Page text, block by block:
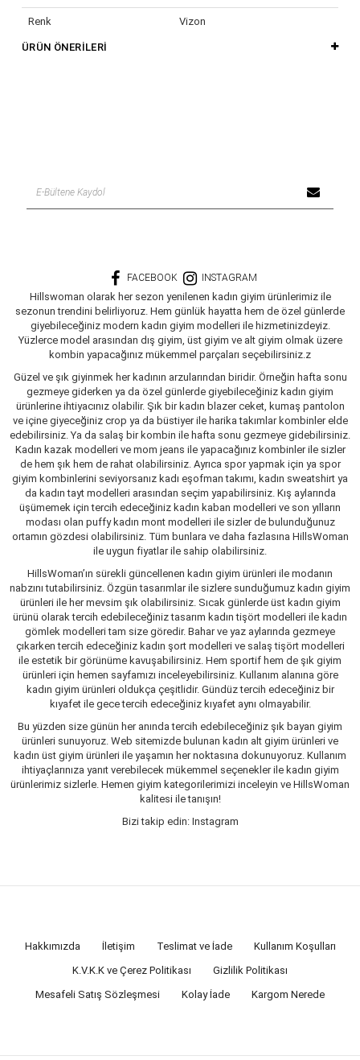
Renk Vizon
ÜRÜN ÖNERILERI
FACEBOOK INSTAGRAM
Hillswoman olarak her sezon yenilenen kadın giyim ürünlerimiz ile
sezonun trendini belirliyoruz. Hem günlük hayatta hem de özel günlerde
giyebileceğiniz modern kadın giyim modelleri ile hizmetinizdeyiz.
Yüzlerce model arasından dış giyim, üst giyim ve alt giyim olmak üzere
kombin yapacağınız mükemmel parçaları seçebilirsiniz.z
Güzel ve şık giyinmek her kadının arzularından biridir. Örneğin hafta sonu
gezmeye giderken ya da özel günlerde giyebileceğiniz kadın giyim
ürünlerine ihtiyacınız olabilir. Şık bir kadın blazer ceket, kumaş pantolon
ve içine giyeceğiniz crop ya da büstiyer ile harika takımlar kombinler elde
edebilirsiniz. Ya da salaş bir kombin ile hafta sonu gezmeye gidebilirsiniz.
Kadın kazak modelleri ve mom jeans ile yapacağınız kombinler ile sizler
de hem şık hem de rahat olabilirsiniz. Ayrıca spor yapmak için ya spor
giyim kombinlerini seviyorsanız kadı eşofman takımı, kadın sweatshirt ya
da kadın tayt modelleri arasından seçim yapabilirsiniz. Kış aylarında
üşümemek için tercih edeceğiniz kadın kaban modelleri ve son yılların
modası olan puffy kadın mont modelleri ile sizler de bulunduğunuz
ortamın gözdesi olabilirsiniz. Tüm bunlara ve daha fazlasına HillsWoman
ile uygun fiyatlar ile sahip olabilirsiniz.
HillsWoman’ın sürekli güncellenen kadın giyim ürünleri ile modanın
nabzını tutabilirsiniz. Özgün tasarımlar ile sizlere sunduğumuz kadın giyim
ürünleri ile her mevsim şık olabilirsiniz. Sıcak günlerde üst kadın giyim
ürünü olarak tercih edebileceğiniz tasarım kadın tişört modelleri ile kadın
gömlek modelleri tam size göredir. Bahar ve yaz aylarında gezmeye
çıkarken tercih edeceğiniz kadın şort modelleri ve salaş tişört modelleri
ile estetik bir görünüme kavuşabilirsiniz. Hem sportif hem de şık giyim
ürünleri için hemen sayfamızı inceleyebilirsiniz. Kullanım alanına göre
kadın giyim ürünleri oldukça çeşitlidir. Gündüz tercih edeceğiniz bir
kıyafet ile gece tercih edeceğiniz kıyafet aynı olmayabilir.
Bu yüzden size günün her anında tercih edebileceğiniz şık bayan giyim
ürünleri sunuyoruz. Web sitemizde bulunan kadın alt giyim ürünleri ve
kadın üst giyim ürünleri ile yaşamın her noktasına dokunuyoruz. Kullanım
ihtiyaçlarınıza yanıt verebilecek mükemmel seçenekler ile kadın giyim
ürünlerimiz sizlerle. Hemen giyim kategorilerimizi inceleyin ve HillsWoman
kalitesi ile tanışın!
Bizi takip edin: Instagram
Hakkımızda İletişim Teslimat ve İade
Kullanım Koşulları
K.V.K.K ve Çerez Politikası
Gizlilik Politikası
Mesafeli Satış Sözleşmesi
Kolay İade Kargom Nerede